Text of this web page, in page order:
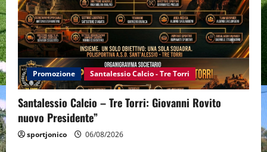
Promozione Santalessio Calcio - Tre Torri
Santalessio Calcio – Tre Torri: Giovanni Rovito
nuovo Presidente”
sportjonico 06/08/2026